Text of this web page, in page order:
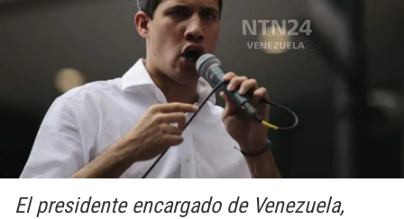
El presidente encargado de Venezuela,